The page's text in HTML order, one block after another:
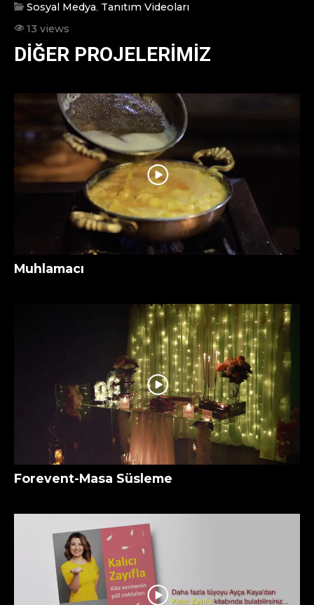
Sosyal Medya, Tanıtım Videoları
13 views
DIĞER PROJELERIMIZ
Muhlamacı
Forevent-Masa Süsleme